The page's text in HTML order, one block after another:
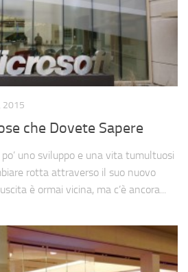
2015
che Dovete Sapere
uno sviluppo e una vita tumultuosi
rotta attraverso il suo nuovo
è ormai vicina, ma c’è ancora...